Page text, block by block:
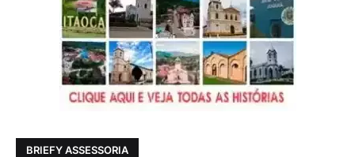
BRIEFY ASSESSORIA